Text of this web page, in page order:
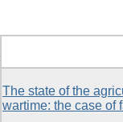
The state of the
wartime: the case of